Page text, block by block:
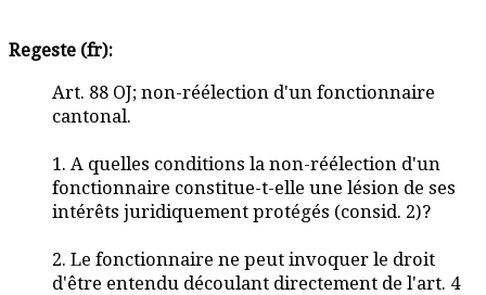
Regeste (fr):
Art. 88 OJ; non-réélection d'un fonctionnaire
cantonal.
1. A quelles conditions la non-réélection d'un
fonctionnaire constitue-t-elle une lésion de ses
intérêts juridiquement protégés (consid. 2)?
2. Le fonctionnaire ne peut invoquer le droit
d'être entendu découlant directement de l'art. 4